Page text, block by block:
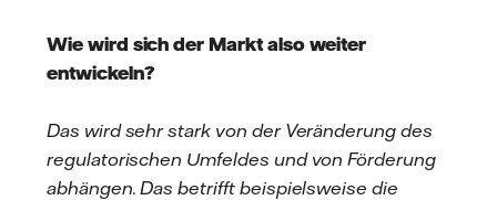
Wie wird sich der Markt also weiter
entwickeln?
Das wird sehr stark von der Veränderung des
regulatorischen Umfeldes und von Förderung
abhängen. Das betrifft beispielsweise die